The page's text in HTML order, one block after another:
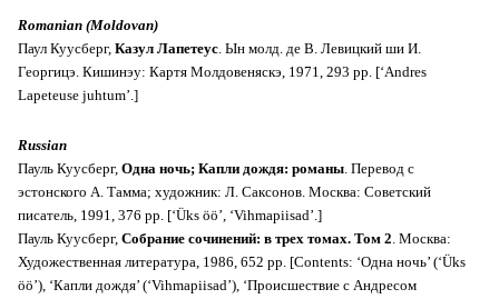
Romanian (Moldovan)
Паул Куусберг, Казул Лапетеус. Ын молд. де В. Левицкий ши И.
Георгицэ. Кишинэу: Картя Молдовеняскэ, 1971, 293 pp. [‘Andres
Lapeteuse juhtum’.]
Russian
Пауль Куусберг, Одна ночь; Капли дождя: романы. Перевод с
эстонского А. Тамма; художник: Л. Саксонов. Москва: Советский
писатель, 1991, 376 pp. [‘Üks öö’, ‘Vihmapiisad’.]
Пауль Куусберг, Собрание сочинений: в трех томах. Том 2. Москва:
Художественная литература, 1986, 652 pp. [Contents: ‘Одна ночь’ (‘Üks
öö’), ‘Капли дождя’ (‘Vihmapiisad’), ‘Происшествие с Андресом